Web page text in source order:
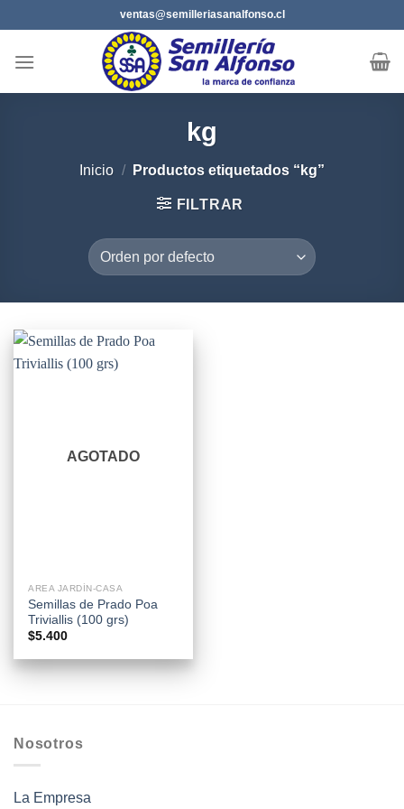
al
contenido
ventas@semilleriasanalfonso.cl
kg
Inicio / Productos etiquetados “kg”
FILTRAR
AGOTADO
AREA JARDÍN-CASA
Semillas de Prado Poa
Triviallis (100 grs)
$5.400
Nosotros
La Empresa